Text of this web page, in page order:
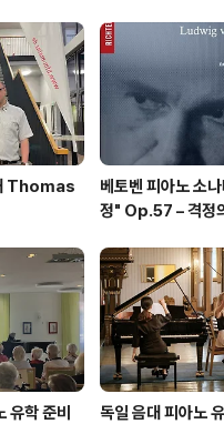
: 약 22~30분 🧾 별칭 "Wald
Thomas
베토벤 피아노 소
정" Op.57 – 격정
o. 23 in f minor
nata"
유학 준비
독일 음대 피아노